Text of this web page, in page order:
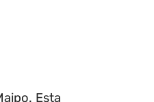
Esta